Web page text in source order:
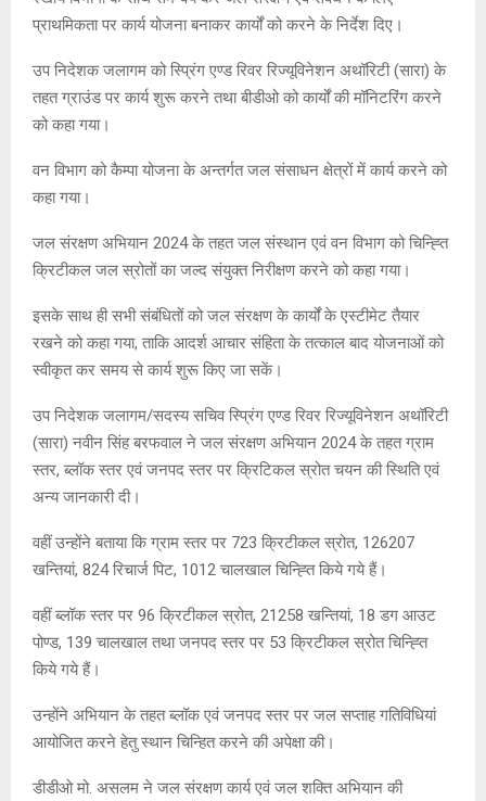
प्राथमिकता पर कार्य योजना बनाकर कार्यों को करने के निर्देश दिए।
उप निदेशक जलागम को स्प्रिंग एण्ड रिवर रिज्यूविनेशन अथॉरिटी (सारा) के
तहत ग्राउंड पर कार्य शुरू करने तथा बीडीओ को कार्यों की मॉनिटरिंग करने
को कहा गया।
वन विभाग को कैम्पा योजना के अन्तर्गत जल संसाधन क्षेत्रों में कार्य करने को
कहा गया।
जल संरक्षण अभियान 2024 के तहत जल संस्थान एवं वन विभाग को चिन्ह्ति
क्रिटीकल जल स्रोतों का जल्द संयुक्त निरीक्षण करने को कहा गया।
इसके साथ ही सभी संबंधितों को जल संरक्षण के कार्यों के एस्टीमेट तैयार
रखने को कहा गया, ताकि आदर्श आचार संहिता के तत्काल बाद योजनाओं को
स्वीकृत कर समय से कार्य शुरू किए जा सकें।
उप निदेशक जलागम/सदस्य सचिव स्प्रिंग एण्ड रिवर रिज्यूविनेशन अथॉरिटी
(सारा) नवीन सिंह बरफवाल ने जल संरक्षण अभियान 2024 के तहत ग्राम
स्तर, ब्लॉक स्तर एवं जनपद स्तर पर क्रिटिकल स्रोत चयन की स्थिति एवं
अन्य जानकारी दी।
वहीं उन्होंने बताया कि ग्राम स्तर पर 723 क्रिटीकल स्रोत, 126207
खन्तियां, 824 रिचार्ज पिट, 1012 चालखाल चिन्ह्ति किये गये हैं।
वहीं ब्लॉक स्तर पर 96 क्रिटीकल स्रोत, 21258 खन्तियां, 18 डग आउट
पोण्ड, 139 चालखाल तथा जनपद स्तर पर 53 क्रिटीकल स्रोत चिन्ह्ति
किये गये हैं।
उन्होंने अभियान के तहत ब्लॉक एवं जनपद स्तर पर जल सप्ताह गतिविधियां
आयोजित करने हेतु स्थान चिन्हित करने की अपेक्षा की।
डीडीओ मो. असलम ने जल संरक्षण कार्य एवं जल शक्ति अभियान की